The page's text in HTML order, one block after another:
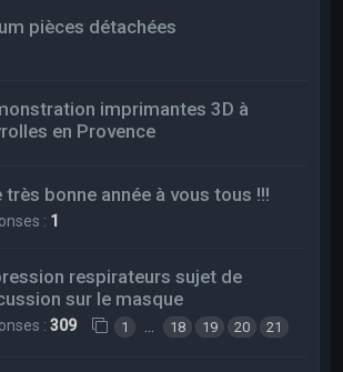
pièces détachées
imprimantes 3D à
en Provence
très bonne année à vous tous !!!
: 1
respirateurs sujet de
sur le masque
:309 1 18 19 20 21